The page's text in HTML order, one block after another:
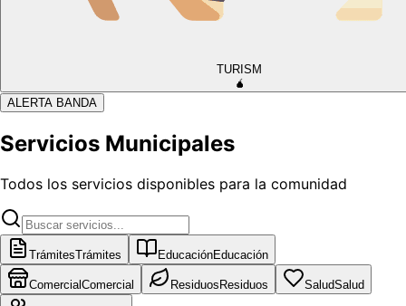
TURISM
🧉
ALERTA BANDA
Servicios Municipales
Todos los servicios disponibles para la comunidad
TrámitesTrámites EducaciónEducación
ComercialComercial Residuos Residuos SaludSalud